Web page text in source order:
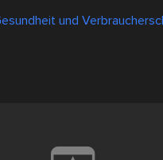
und